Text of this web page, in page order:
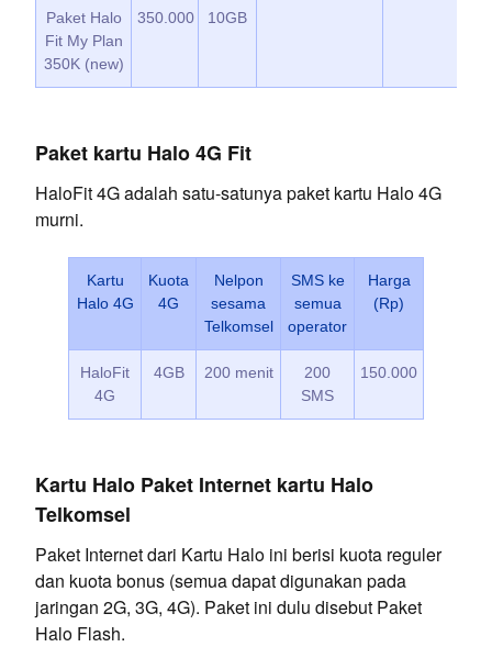
Paket Halo
Fit My Plan
350K (new)
350.000 10GB
Paket kartu Halo 4G Fit
HaloFit 4G adalah satu-satunya paket kartu Halo 4G
murni.
Kartu
Halo 4G
Kuota
4G
Nelpon
sesama
Telkomsel
SMS ke
semua
operator
Harga
(Rp)
HaloFit
4G
4GB 200 menit
200
SMS
150.000
Kartu Halo Paket Internet kartu Halo
Telkomsel
Paket Internet dari Kartu Halo ini berisi kuota reguler
dan kuota bonus (semua dapat digunakan pada
jaringan 2G, 3G, 4G). Paket ini dulu disebut Paket
Halo Flash.